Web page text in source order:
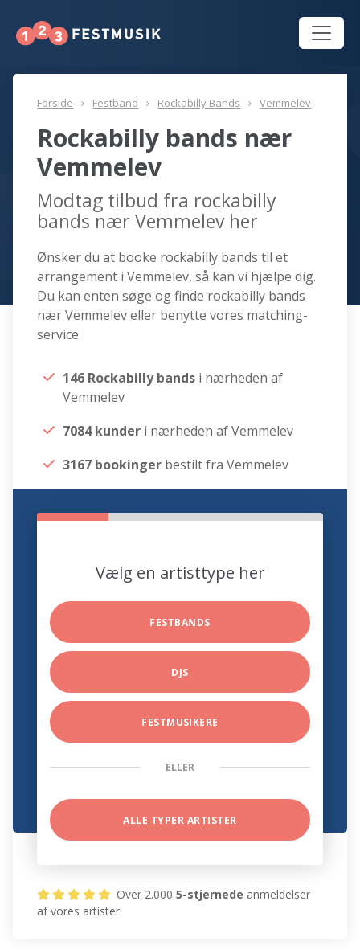
Forside Festband Rockabilly Bands Vemmelev
Rockabilly bands nær
Vemmelev
Modtag tilbud fra rockabilly
bands nær Vemmelev her
Ønsker du at booke rockabilly bands til et
arrangement i Vemmelev, så kan vi hjælpe dig.
Du kan enten søge og finde rockabilly bands
nær Vemmelev eller benytte vores matching-
service.
146 Rockabilly bands i nærheden af
Vemmelev
7084 kunder i nærheden af Vemmelev
3167 bookinger bestilt fra Vemmelev
Vælg en artisttype her
FESTBANDS
DJS
FESTMUSIKERE
ELLER
ALLE TYPER ARTISTER
Over 2.0005-stjernede anmeldelser
af vores artister